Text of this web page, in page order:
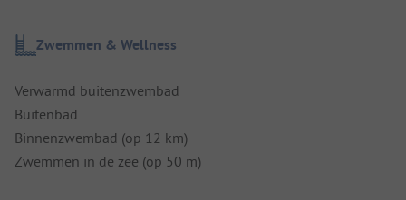
Zwemmen & Wellness
Verwarmd buitenzwembad
Buitenbad
Binnenzwembad (op 12 km)
Zwemmen in de zee (op 50 m)